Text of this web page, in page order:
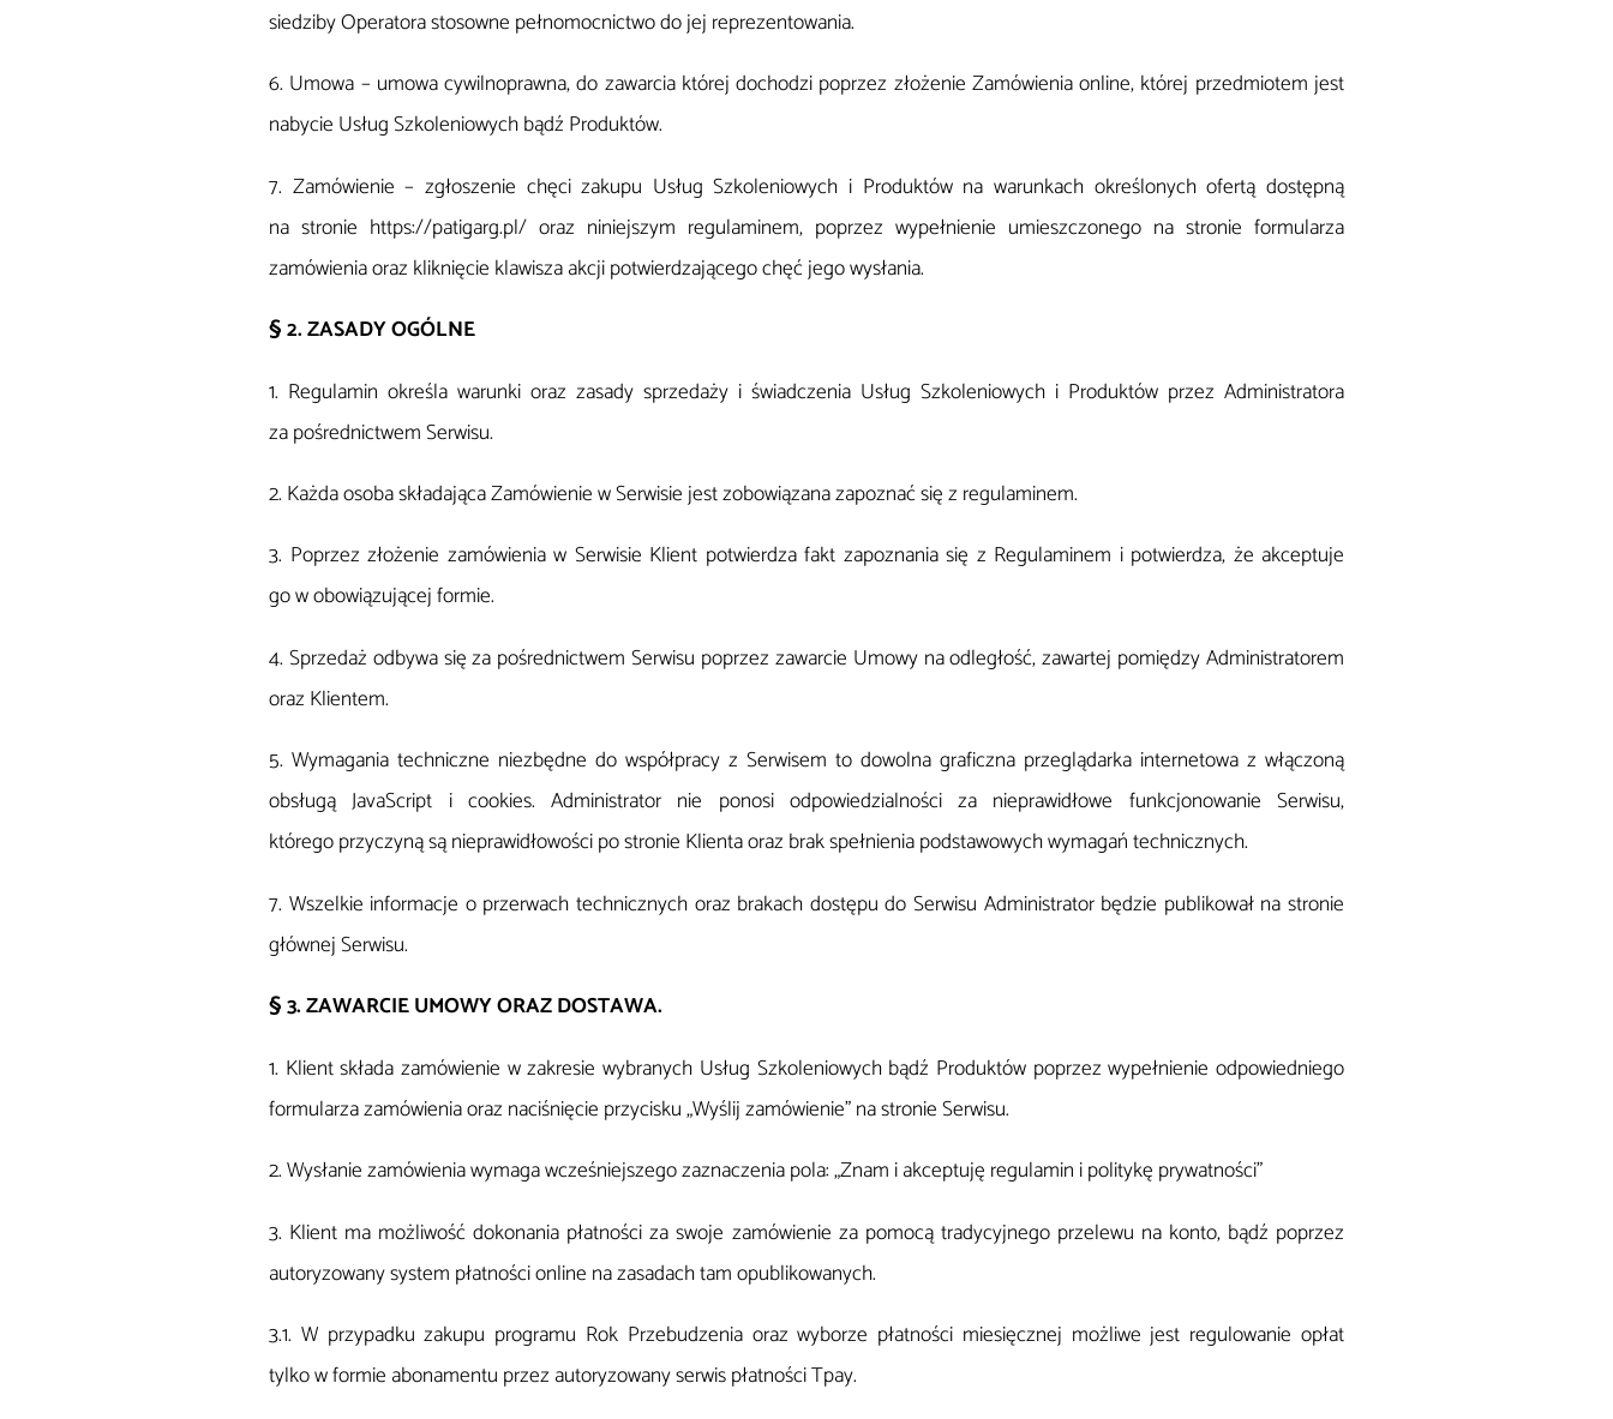
siedziby Operatora stosowne pełnomocnictwo do jej reprezentowania.
6. Umowa – umowa cywilnoprawna, do zawarcia której dochodzi poprzez złożenie Zamówienia online, której przedmiotem jest
nabycie Usług Szkoleniowych bądź Produktów.
7. Zamówienie – zgłoszenie chęci zakupu Usług Szkoleniowych i Produktów na warunkach określonych ofertą dostępną
na stronie https://patigarg.pl/ oraz niniejszym regulaminem, poprzez wypełnienie umieszczonego na stronie formularza
zamówienia oraz kliknięcie klawisza akcji potwierdzającego chęć jego wysłania.
§ 2. ZASADY OGÓLNE
1. Regulamin określa warunki oraz zasady sprzedaży i świadczenia Usług Szkoleniowych i Produktów przez Administratora
za pośrednictwem Serwisu.
2. Każda osoba składająca Zamówienie w Serwisie jest zobowiązana zapoznać się z regulaminem.
3. Poprzez złożenie zamówienia w Serwisie Klient potwierdza fakt zapoznania się z Regulaminem i potwierdza, że akceptuje
go w obowiązującej formie.
4. Sprzedaż odbywa się za pośrednictwem Serwisu poprzez zawarcie Umowy na odległość, zawartej pomiędzy Administratorem
oraz Klientem.
5. Wymagania techniczne niezbędne do współpracy z Serwisem to dowolna graficzna przeglądarka internetowa z włączoną
obsługą JavaScript i cookies. Administrator nie ponosi odpowiedzialności za nieprawidłowe funkcjonowanie Serwisu,
którego przyczyną są nieprawidłowości po stronie Klienta oraz brak spełnienia podstawowych wymagań technicznych.
7. Wszelkie informacje o przerwach technicznych oraz brakach dostępu do Serwisu Administrator będzie publikował na stronie
głównej Serwisu.
§ 3. ZAWARCIE UMOWY ORAZ DOSTAWA.
1. Klient składa zamówienie w zakresie wybranych Usług Szkoleniowych bądź Produktów poprzez wypełnienie odpowiedniego
formularza zamówienia oraz naciśnięcie przycisku „Wyślij zamówienie” na stronie Serwisu.
2. Wysłanie zamówienia wymaga wcześniejszego zaznaczenia pola: „Znam i akceptuję regulamin i politykę prywatności”
3. Klient ma możliwość dokonania płatności za swoje zamówienie za pomocą tradycyjnego przelewu na konto, bądź poprzez
autoryzowany system płatności online na zasadach tam opublikowanych.
3.1. W przypadku zakupu programu Rok Przebudzenia oraz wyborze płatności miesięcznej możliwe jest regulowanie opłat
tylko w formie abonamentu przez autoryzowany serwis płatności Tpay.